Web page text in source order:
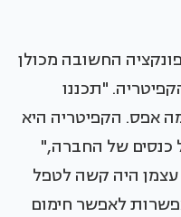
החשובה מכולן
"תכננו
אפס. הקפיטריה היא
של החברה,"
היה קשה לטפל
לאפשר חימום